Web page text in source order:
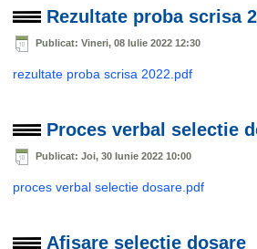
Rezultate proba scrisa
Publicat: Vineri, 08 Iulie 2022 12:30
rezultate proba scrisa 2022.pdf
Proces verbal selectie
Publicat: Joi, 30 Iunie 2022 10:00
proces verbal selectie dosare.pdf
Afisare selectie dosare